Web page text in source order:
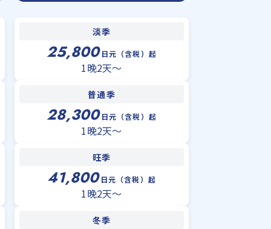
淡季
25,800 日元（含税）起
1晚2天〜
普通季
28,300 日元（含税）起
1晚2天〜
旺季
41,800 日元（含税）起
1晚2天〜
冬季